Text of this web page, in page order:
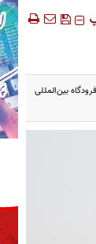
بین‌المللی